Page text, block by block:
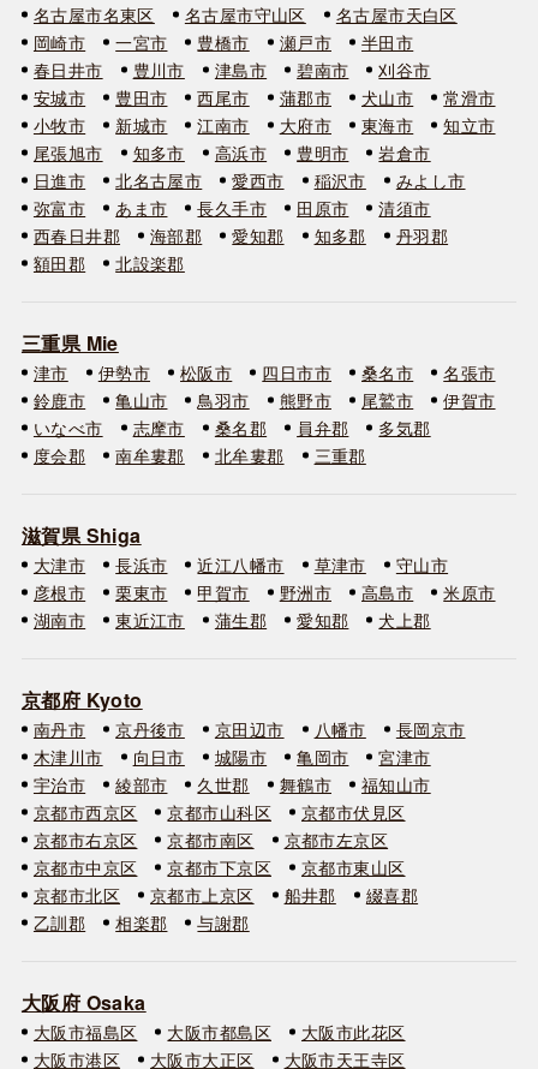
名古屋市名東区
名古屋市守山区
名古屋市天白区
岡崎市
一宮市 豊橋市 瀬戸市
半田市
春日井市
豊川市 津島市 碧南市
刈谷市
安城市
豊田市 西尾市 蒲郡市 犬山市
常滑市
小牧市
新城市 江南市 大府市 東海市
知立市
尾張旭市
知多市 高浜市 豊明市
岩倉市
日進市
北名古屋市 愛西市 稲沢市
みよし市
弥富市
あま市 長久手市 田原市
清須市
西春日井郡
海部郡 愛知郡 知多郡
丹羽郡
額田郡
北設楽郡
三重県 Mie
津市 伊勢市 松阪市 四日市市 桑名市
名張市
鈴鹿市
亀山市 鳥羽市 熊野市 尾鷲市
伊賀市
いなべ市
志摩市 桑名郡 員弁郡
多気郡
度会郡
南牟婁郡 北牟婁郡 三重郡
滋賀県 Shiga
大津市 長浜市 近江八幡市 草津市
守山市
彦根市
栗東市 甲賀市 野洲市 高島市
米原市
湖南市
東近江市 蒲生郡 愛知郡 犬上郡
京都府 Kyoto
南丹市 京丹後市 京田辺市 八幡市
長岡京市
木津川市
向日市 城陽市 亀岡市
宮津市
宇治市
綾部市 久世郡 舞鶴市
福知山市
京都市西京区
京都市山科区
京都市伏見区
京都市右京区
京都市南区
京都市左京区
京都市中京区
京都市下京区
京都市東山区
京都市北区
京都市上京区 船井郡
綴喜郡
乙訓郡
相楽郡 与謝郡
大阪府 Osaka
大阪市福島区 大阪市都島区
大阪市此花区
大阪市港区
大阪市大正区
大阪市天王寺区